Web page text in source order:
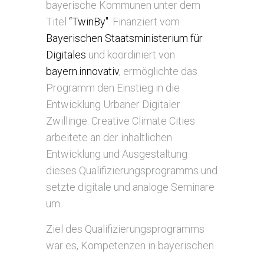
bayerische Kommunen unter dem
Titel “TwinBy" . Finanziert vom
Bayerischen Staatsministerium für
Digitales und koordiniert von
bayern.innovativ, ermöglichte das
Programm den Einstieg in die
Entwicklung Urbaner Digitaler
Zwillinge. Creative Climate Cities
arbeitete an der inhaltlichen
Entwicklung und Ausgestaltung
dieses Qualifizierungsprogramms und
setzte digitale und analoge Seminare
um.
Ziel des Qualifizierungsprogramms
war es, Kompetenzen in bayerischen